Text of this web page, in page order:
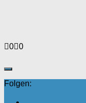
Anklicken
nach
unten.
0 Anklicken
oben.
0
Folgen: